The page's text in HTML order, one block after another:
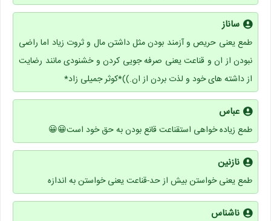
ساناز
طمع یعنی حریص و آزمند بودن مثل داشتن مال و ثروت زیاد اما راضی
نبودن از ان و قناعت یعنی صرفه جویی کردن و خشنودی مانند رضایت
از داشته های خود و لذت بردن از ان.))*کوثر جمیلی زاد*
عباس
طمع زیاده خواهی استقناعت قانع بودن به حق خود است😀😀
نازنین
طمع یعنی خواستن بیش از حد-قناعت یعنی خواستن به اندازه
ناشناس